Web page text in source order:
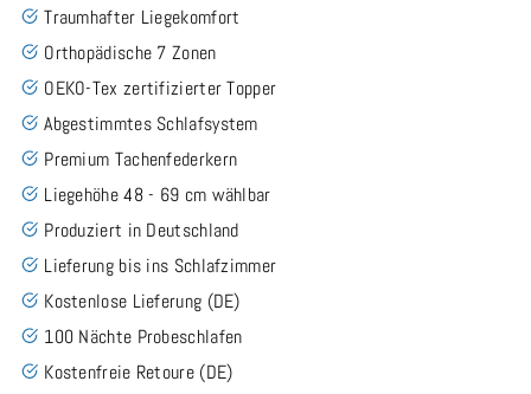
Traumhafter Liegekomfort
Orthopädische 7 Zonen
OEKO-Tex zertifizierter Topper
Abgestimmtes Schlafsystem
Premium Tachenfederkern
Liegehöhe 48 - 69 cm wählbar
Produziert in Deutschland
Lieferung bis ins Schlafzimmer
Kostenlose Lieferung (DE)
100 Nächte Probeschlafen
Kostenfreie Retoure (DE)